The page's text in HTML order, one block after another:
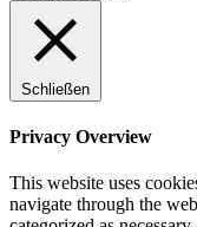
Schließen
Privacy Overview
This website uses
navigate through the